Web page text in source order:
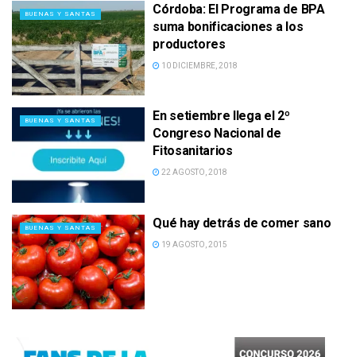
BUENAS Y SANTAS
Córdoba: El Programa de BPA
suma bonificaciones a los
productores
10 DICIEMBRE, 2018
BUENAS Y SANTAS
En setiembre llega el 2º
Congreso Nacional de
Fitosanitarios
22 AGOSTO, 2018
BUENAS Y SANTAS Qué hay detrás de comer sano
19 AGOSTO, 2015